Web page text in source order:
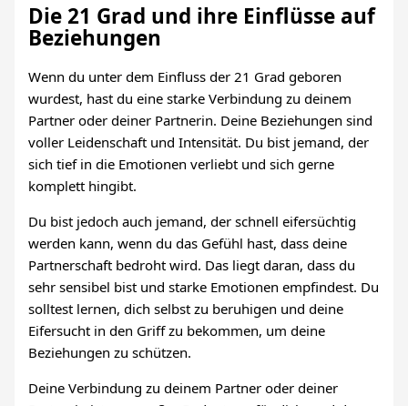
Die 21 Grad und ihre Einflüsse auf
Beziehungen
Wenn du unter dem Einfluss der 21 Grad geboren
wurdest, hast du eine starke Verbindung zu deinem
Partner oder deiner Partnerin. Deine Beziehungen sind
voller Leidenschaft und Intensität. Du bist jemand, der
sich tief in die Emotionen verliebt und sich gerne
komplett hingibt.
Du bist jedoch auch jemand, der schnell eifersüchtig
werden kann, wenn du das Gefühl hast, dass deine
Partnerschaft bedroht wird. Das liegt daran, dass du
sehr sensibel bist und starke Emotionen empfindest. Du
solltest lernen, dich selbst zu beruhigen und deine
Eifersucht in den Griff zu bekommen, um deine
Beziehungen zu schützen.
Deine Verbindung zu deinem Partner oder deiner